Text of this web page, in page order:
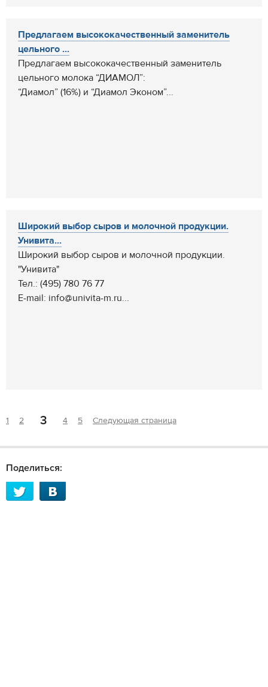
Предлагаем высококачественный заменитель
цельного ...
Предлагаем высококачественный заменитель
цельного молока “ДИАМОЛ”:
“Диамол” (16%) и “Диамол Эконом”...
Широкий выбор сыров и молочной продукции.
Унивита...
Широкий выбор сыров и молочной продукции.
"Унивита"
Тел.: (495) 780 76 77
E-mail: info@univita-m.ru...
1 2 3 4 5 Следующая страница
Поделиться: